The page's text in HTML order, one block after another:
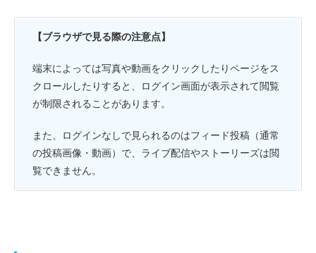
【ブラウザで見る際の注意点】
端末によっては写真や動画をクリックしたりページをス
クロールしたりすると、ログイン画面が表示されて閲覧
が制限されることがあります。
また、ログインなしで見られるのはフィード投稿（通常
の投稿画像・動画）で、ライブ配信やストーリーズは閲
覧できません。